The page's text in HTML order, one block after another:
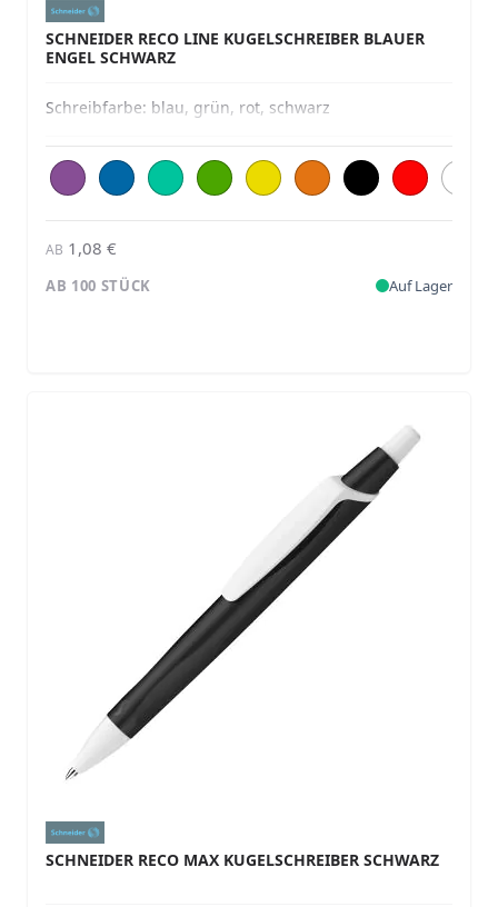
SCHNEIDER RECO LINE KUGELSCHREIBER BLAUER
ENGEL SCHWARZ
Schreibfarbe: blau, grün, rot, schwarz
AB 1,08 €
AB 100 STÜCK Auf Lager
SCHNEIDER RECO MAX KUGELSCHREIBER SCHWARZ